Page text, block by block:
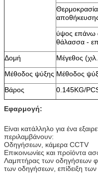
Θερμοκρασία
ύψος επάνω
θάλασσα -
Δομή Μέγεθος
Μέθοδος ψύξης Μέθοδος
Βάρος
0.145KG/
Εφαρμογή:
Είναι κατάλληλο για ένα
περιλαμβάνουν:
Οδηγήσεων, κάμερα CCTV
Επικοινωνίες και προϊόντα
Λαμπτήρας των οδηγήσεων
των οδηγήσεων, επίδειξη